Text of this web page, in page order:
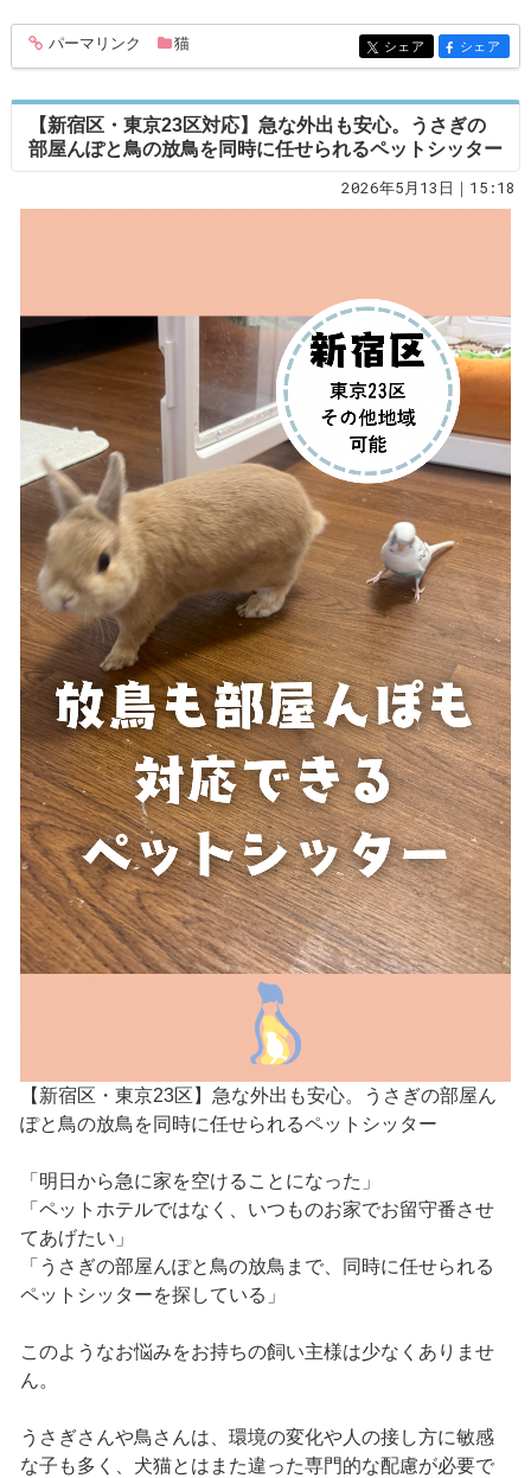
entry371
パーマリンク 猫 entry371
シェア entry371
シェア
【新宿区・東京23区対応】急な外出も安心。うさぎの
部屋んぽと鳥の放鳥を同時に任せられるペットシッター
2026年5月13日｜15:18
【新宿区・東京23区】急な外出も安心。うさぎの部屋ん
ぽと鳥の放鳥を同時に任せられるペットシッター
「明日から急に家を空けることになった」
「ペットホテルではなく、いつものお家でお留守番させ
てあげたい」
「うさぎの部屋んぽと鳥の放鳥まで、同時に任せられる
ペットシッターを探している」
このようなお悩みをお持ちの飼い主様は少なくありませ
ん。
うさぎさんや鳥さんは、環境の変化や人の接し方に敏感
な子も多く、犬猫とはまた違った専門的な配慮が必要で